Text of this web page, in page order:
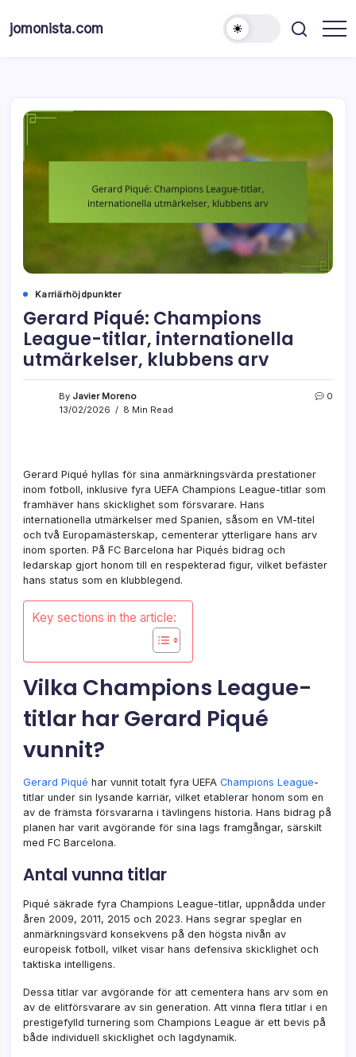
jomonista.com
Karriärhöjdpunkter
Gerard Piqué: Champions
League-titlar, internationella
utmärkelser, klubbens arv
By Javier Moreno
13/02/2026
8 Min Read
0
Gerard Piqué hyllas för sina anmärkningsvärda prestationer
inom fotboll, inklusive fyra UEFA Champions League-titlar som
framhäver hans skicklighet som försvarare. Hans
internationella utmärkelser med Spanien, såsom en VM-titel
och två Europamästerskap, cementerar ytterligare hans arv
inom sporten. På FC Barcelona har Piqués bidrag och
ledarskap gjort honom till en respekterad figur, vilket befäster
hans status som en klubblegend.
Key sections in the article:
Vilka Champions League-
titlar har Gerard Piqué
vunnit?
Gerard Piqué har vunnit totalt fyra UEFA Champions League-
titlar under sin lysande karriär, vilket etablerar honom som en
av de främsta försvararna i tävlingens historia. Hans bidrag på
planen har varit avgörande för sina lags framgångar, särskilt
med FC Barcelona.
Antal vunna titlar
Piqué säkrade fyra Champions League-titlar, uppnådda under
åren 2009, 2011, 2015 och 2023. Hans segrar speglar en
anmärkningsvärd konsekvens på den högsta nivån av
europeisk fotboll, vilket visar hans defensiva skicklighet och
taktiska intelligens.
Dessa titlar var avgörande för att cementera hans arv som en
av de elitförsvarare av sin generation. Att vinna flera titlar i en
prestigefylld turnering som Champions League är ett bevis på
både individuell skicklighet och lagdynamik.